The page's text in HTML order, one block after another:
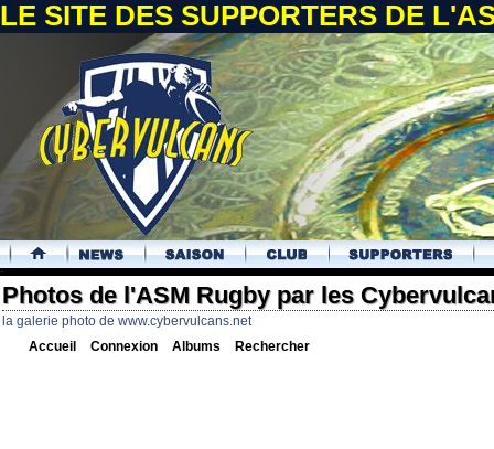
LE SITE DES SUPPORTERS DE
.
Photos de l'ASM Rugby par les
la galerie photo de www.cybervulcans.net
Accueil Connexion Albums Rechercher